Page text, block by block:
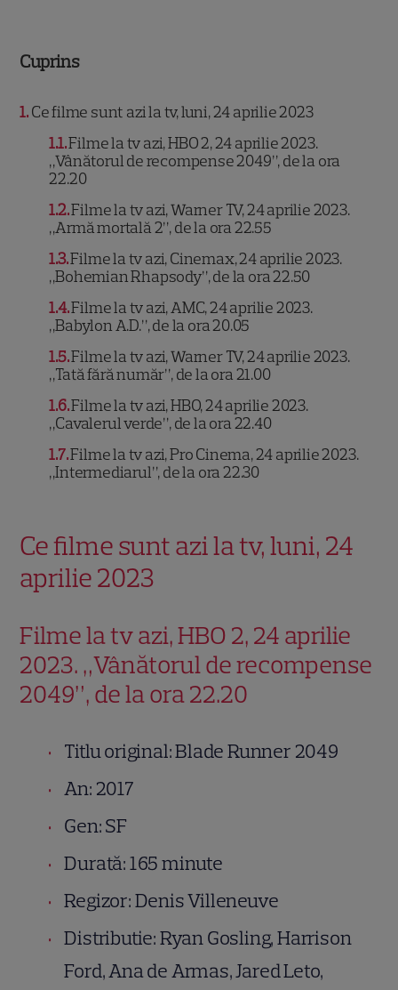
Cuprins
1 Ce filme sunt azi la tv, luni, 24 aprilie 2023
1.1Filme la tv azi, HBO 2, 24 aprilie 2023.
„Vânătorul de recompense 2049”, de la ora
22.20
1.2Filme la tv azi, Warner TV, 24 aprilie 2023.
„Armă mortală 2”, de la ora 22.55
1.3Filme la tv azi, Cinemax, 24 aprilie 2023.
„Bohemian Rhapsody”, de la ora 22.50
1.4Filme la tv azi, AMC, 24 aprilie 2023.
„Babylon A.D.”, de la ora 20.05
1.5Filme la tv azi, Warner TV, 24 aprilie 2023.
„Tată fără număr”, de la ora 21.00
1.6Filme la tv azi, HBO, 24 aprilie 2023.
„Cavalerul verde”, de la ora 22.40
1.7Filme la tv azi, Pro Cinema, 24 aprilie 2023.
„Intermediarul”, de la ora 22.30
Ce filme sunt azi la tv, luni, 24
aprilie 2023
Filme la tv azi, HBO 2, 24 aprilie
2023. „Vânătorul de recompense
2049”, de la ora 22.20
Titlu original: Blade Runner 2049
An: 2017
Gen: SF
Durată: 165 minute
Regizor: Denis Villeneuve
Distributie: Ryan Gosling, Harrison
Ford, Ana de Armas, Jared Leto,